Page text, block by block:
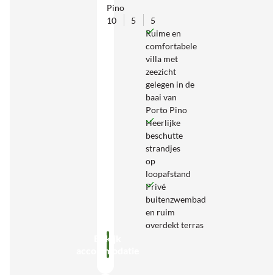
Pino
10
5
5
Ruime en
comfortabele
villa met
zeezicht
gelegen in de
baai van
Porto Pino
Heerlijke
beschutte
strandjes
op
loopafstand
Privé
buitenzwembad
en ruim
overdekt terras
Bekijk
accommodatie